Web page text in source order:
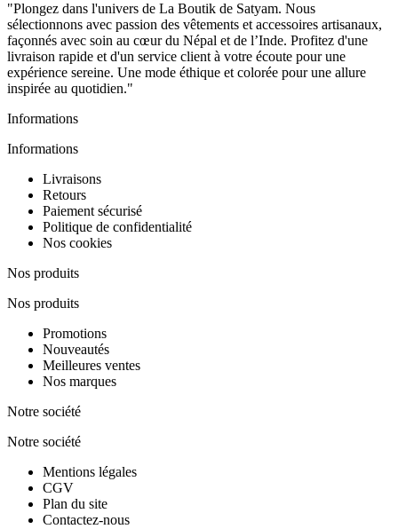
"Plongez dans l'univers de La Boutik de Satyam. Nous
sélectionnons avec passion des vêtements et accessoires artisanaux,
façonnés avec soin au cœur du Népal et de l’Inde. Profitez d'une
livraison rapide et d'un service client à votre écoute pour une
expérience sereine. Une mode éthique et colorée pour une allure
inspirée au quotidien."
Informations
Informations
Livraisons
Retours
Paiement sécurisé
Politique de confidentialité
Nos cookies
Nos produits
Nos produits
Promotions
Nouveautés
Meilleures ventes
Nos marques
Notre société
Notre société
Mentions légales
CGV
Plan du site
Contactez-nous